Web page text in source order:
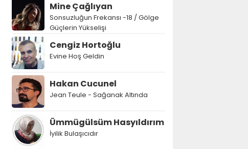
Mine Çağlıyan
Sonsuzluğun Frekansı -18 / Gölge
Güçlerin Yükselişi
Cengiz Hortoğlu
Evine Hoş Geldin
Hakan Cucunel
Jean Teule - Sağanak Altında
Ümmügülsüm Hasyıldırım
İyilik Bulaşıcıdır